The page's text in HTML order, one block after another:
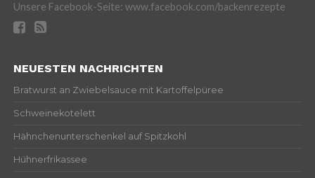
Unsere Facebook-Seite: www.facebook.com/backenrezepte
NEUESTEN NACHRICHTEN
Bratwurst an Zwiebelsauce mit Kartoffelpüree
Schweinekotelett
Hähnchenunterschenkel auf Spitzkohl
Hühnerfrikassee